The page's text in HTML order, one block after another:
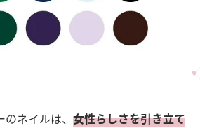
のネイルは、女性らしさを引き立て